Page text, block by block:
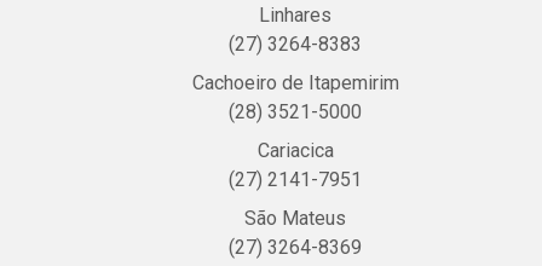
Linhares
(27) 3264-8383
Cachoeiro de Itapemirim
(28) 3521-5000
Cariacica
(27) 2141-7951
São Mateus
(27) 3264-8369